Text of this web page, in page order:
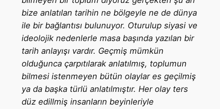
bize anlatılan tarihin ne bölgeyle ne de dünya
ile bir bağlantısı bulunuyor. Oturulup siyasi ve
ideolojik nedenlerle masa başında yazılan bir
tarih anlayışı vardır. Geçmiş mümkün
olduğunca çarpıtılarak anlatılmış, toplumun
bilmesi istenmeyen bütün olaylar es geçilmiş
ya da başka türlü anlatılmıştır. Her olay ters
düz edillmiş insanların beyinleriyle